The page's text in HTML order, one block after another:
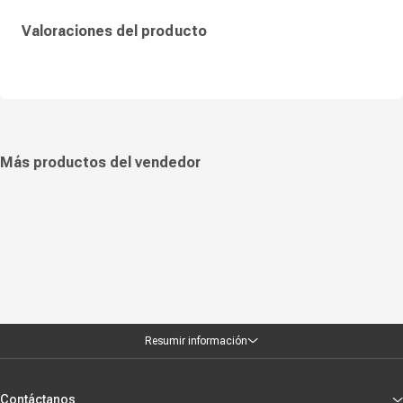
Valoraciones del producto
Más productos del vendedor
Resumir información
Contáctanos